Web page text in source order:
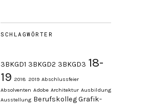
SCHLAGWÖRTER
3BKGD1 3BKGD2 3BKGD3 18-
19 2018 2019 Abschlussfeier
Absolventen Adobe Architektur Ausbildung
Ausstellung Berufskolleg Grafik-